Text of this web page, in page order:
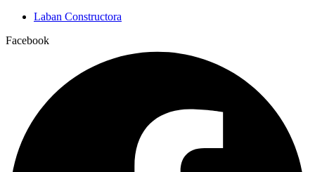
Laban Constructora
Facebook